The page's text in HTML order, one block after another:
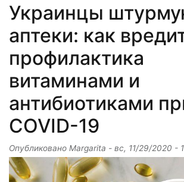
Украинцы
аптеки: как
профилактика
витаминами и
антибиотиками
COVID-19
Опубликовано Margarita - вс, 11/29/2020 -